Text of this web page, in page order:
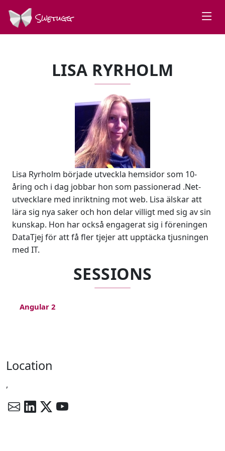
Swetugg
LISA RYRHOLM
Lisa Ryrholm började utveckla hemsidor som 10-
åring och i dag jobbar hon som passionerad .Net-
utvecklare med inriktning mot web. Lisa älskar att
lära sig nya saker och hon delar villigt med sig av sin
kunskap. Hon har också engagerat sig i föreningen
DataTjej för att få fler tjejer att upptäcka tjusningen
med IT.
SESSIONS
Angular 2
Location
,